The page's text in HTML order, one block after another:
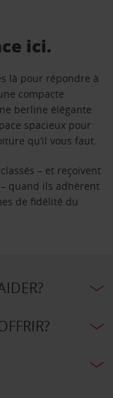
ici.
là pour répondre à
compacte
berline élégante
spacieux pour
qu’il vous faut.
– et reçoivent
quand ils adhèrent
de fidélité du